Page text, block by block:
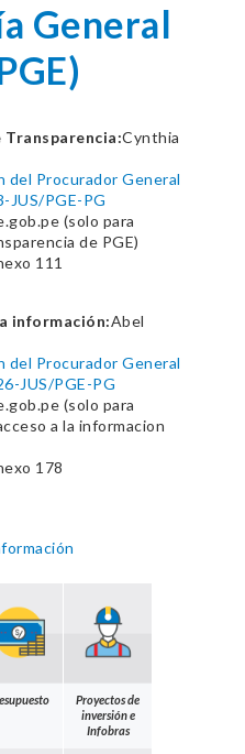
General
Cynthia
del Procurador General
JUS/PGE-PG
(solo para
de PGE)
111
información:Abel
del Procurador General
JUS/PGE-PG
(solo para
a la informacion
178
Proyectos de
inversión e
Infobras